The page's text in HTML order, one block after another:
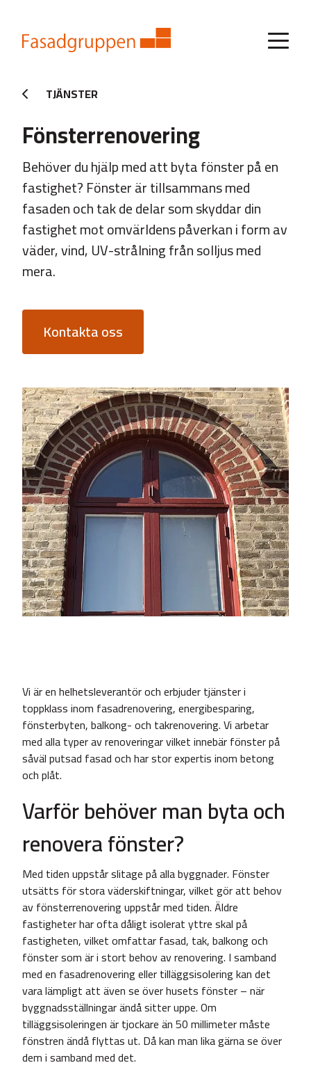
TJÄNSTER
Fönsterrenovering
Behöver du hjälp med att byta fönster på en
fastighet? Fönster är tillsammans med
fasaden och tak de delar som skyddar din
fastighet mot omvärldens påverkan i form av
väder, vind, UV-strålning från solljus med
mera.
Kontakta oss
Vi är en helhetsleverantör och erbjuder tjänster i
toppklass inom fasadrenovering, energibesparing,
fönsterbyten, balkong- och takrenovering. Vi arbetar
med alla typer av renoveringar vilket innebär fönster på
såväl putsad fasad och har stor expertis inom betong
och plåt.
Varför behöver man byta och
renovera fönster?
Med tiden uppstår slitage på alla byggnader. Fönster
utsätts för stora väderskiftningar, vilket gör att behov
av fönsterrenovering uppstår med tiden. Äldre
fastigheter har ofta dåligt isolerat yttre skal på
fastigheten, vilket omfattar fasad, tak, balkong och
fönster som är i stort behov av renovering. I samband
med en fasadrenovering eller tilläggsisolering kan det
vara lämpligt att även se över husets fönster – när
byggnadsställningar ändå sitter uppe. Om
tilläggsisoleringen är tjockare än 50 millimeter måste
fönstren ändå flyttas ut. Då kan man lika gärna se över
dem i samband med det.